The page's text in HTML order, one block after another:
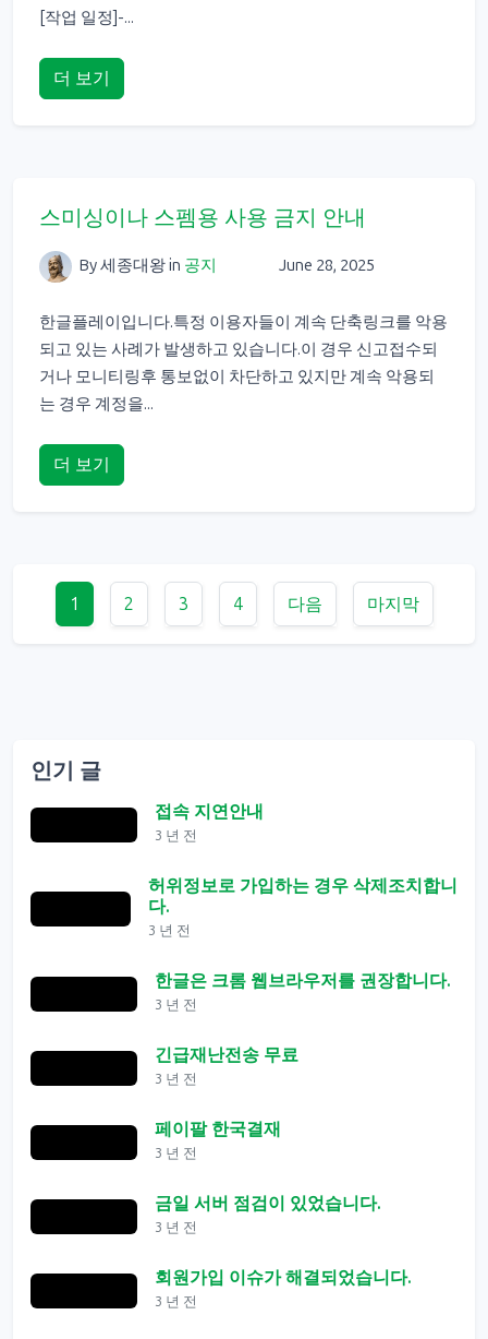
[작업 일정]-...
더 보기
스미싱이나 스펨용 사용 금지 안내
By 세종대왕in 공지 June 28, 2025
한글플레이입니다.특정 이용자들이 계속 단축링크를 악용
되고 있는 사례가 발생하고 있습니다.이 경우 신고접수되
거나 모니티링후 통보없이 차단하고 있지만 계속 악용되
는 경우 계정을...
더 보기
1 2 3 4 다음 마지막
인기 글
접속 지연안내
3 년 전
허위정보로 가입하는 경우 삭제조치합니
다.
3 년 전
한글은 크롬 웹브라우저를 권장합니다.
3 년 전
긴급재난전송 무료
3 년 전
페이팔 한국결재
3 년 전
금일 서버 점검이 있었습니다.
3 년 전
회원가입 이슈가 해결되었습니다.
3 년 전